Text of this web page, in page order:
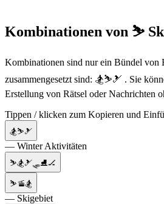
Kombinationen von ⛷️
Kombinationen sind nur ein Bündel von
zusammengesetzt sind: 🏂⛷️🎿 . Sie
Erstellung von Rätsel oder Nachrichten
Tippen / klicken zum Kopieren und
🏂⛷️🎿
— Winter Aktivitäten
⛷️🏂🎿🛷⛸🏒
⛷️🚡🏂
— Skigebiet